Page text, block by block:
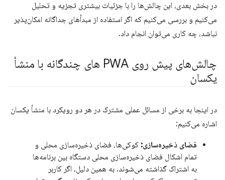
در بخش بعدی، این چالش‌ها را با جزئیات بیشتری تجزیه و تحلیل
می‌کنیم و بررسی می‌کنیم که اگر استفاده از مبدأهای جداگانه امکان‌پذیر
نباشد، چه کاری می‌توان انجام داد.
چالش‌های پیش روی PWA های چندگانه با منشأ
یکسان
در اینجا به برخی از مسائل عملی مشترک در هر دو رویکرد با منشأ یکسان
اشاره می‌کنیم:
فضای ذخیره‌سازی: کوکی‌ها، فضای ذخیره‌سازی محلی و
تمام اشکال فضای ذخیره‌سازی محلی دستگاه بین برنامه‌ها
به اشتراک گذاشته می‌شوند. به همین دلیل، اگر کاربر